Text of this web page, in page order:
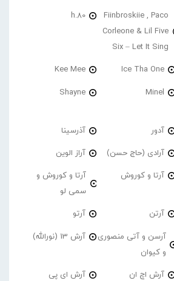
Fiinbroskiie , Paco
Corleone & Lil Five
Six – Let It Sing
h.80
Ice Tha One
Kee Mee
Minel
Shayne
آدور آذرسینا
آرادی (حاج حسن) آراز الوین
آرتا و کوروش
آرتا و کوروش و
سمی لو
آرتن آرتو
آرسن و آتی منصوری
و کیوان
آرش 13 (نورالله)
آرش اچ ان آرش ای پی